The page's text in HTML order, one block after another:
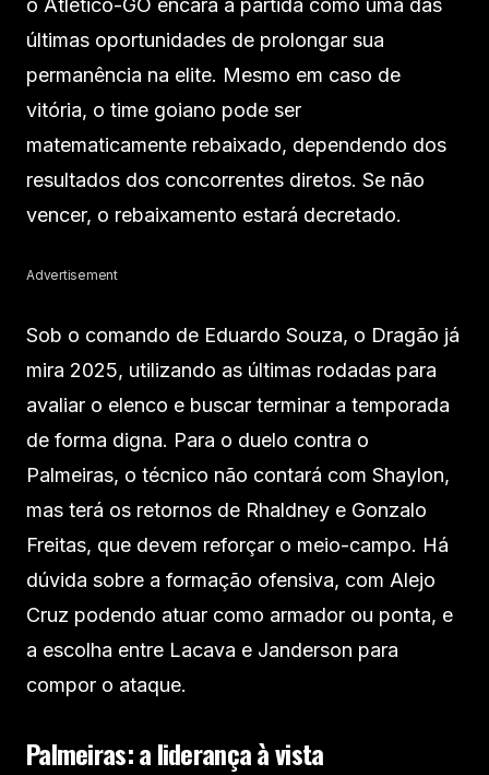
o Atlético-GO encara a partida como uma das
últimas oportunidades de prolongar sua
permanência na elite. Mesmo em caso de
vitória, o time goiano pode ser
matematicamente rebaixado, dependendo dos
resultados dos concorrentes diretos. Se não
vencer, o rebaixamento estará decretado.
Advertisement
Sob o comando de Eduardo Souza, o Dragão já
mira 2025, utilizando as últimas rodadas para
avaliar o elenco e buscar terminar a temporada
de forma digna. Para o duelo contra o
Palmeiras, o técnico não contará com Shaylon,
mas terá os retornos de Rhaldney e Gonzalo
Freitas, que devem reforçar o meio-campo. Há
dúvida sobre a formação ofensiva, com Alejo
Cruz podendo atuar como armador ou ponta, e
a escolha entre Lacava e Janderson para
compor o ataque.
Palmeiras: a liderança à vista